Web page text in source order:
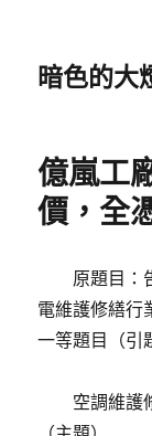
暗色的大
億嵐工
價，全
原題目：
電維護修繕行
一等題目（引
空調維護